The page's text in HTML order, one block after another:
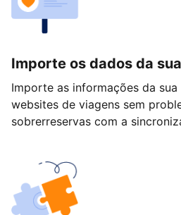
Importe os dados da
Importe as informações da
websites de viagens sem
sobrerreservas com a